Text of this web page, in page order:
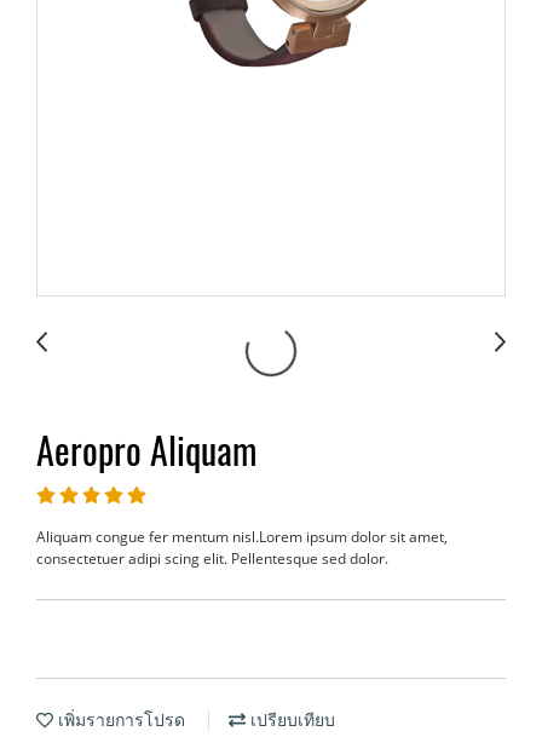
Aeropro Aliquam
Aliquam congue fer mentum nisl.Lorem ipsum dolor sit amet,
consectetuer adipi scing elit. Pellentesque sed dolor.
เพิ่มรายการโปรด เปรียบเทียบ